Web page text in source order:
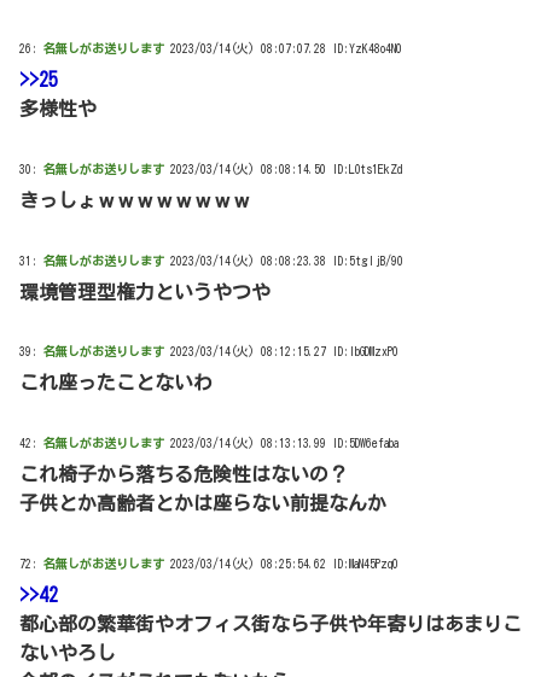
26: 名無しがお送りします 2023/03/14(火) 08:07:07.28 ID:YzK48o4N0
>>25
多様性や
30: 名無しがお送りします 2023/03/14(火) 08:08:14.50 ID:LOts1EkZd
きっしょｗｗｗｗｗｗｗｗ
31: 名無しがお送りします 2023/03/14(火) 08:08:23.38 ID:5tgIjB/90
環境管理型権力というやつや
39: 名無しがお送りします 2023/03/14(火) 08:12:15.27 ID:IbGDMzxP0
これ座ったことないわ
42: 名無しがお送りします 2023/03/14(火) 08:13:13.99 ID:5DW6efaba
これ椅子から落ちる危険性はないの？
子供とか高齢者とかは座らない前提なんか
72: 名無しがお送りします 2023/03/14(火) 08:25:54.62 ID:MaN45Pzq0
>>42
都心部の繁華街やオフィス街なら子供や年寄りはあまりこ
ないやろし